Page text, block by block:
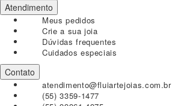
Atendimento
Meus pedidos
Crie a sua joia
Dúvidas frequentes
Cuidados especiais
Contato
atendimento@fluiartejoias.com.br
(55) 3359-1477